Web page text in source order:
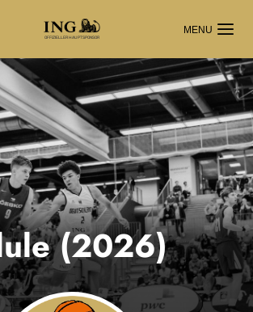
OFFIZIELLER HAUPTSPONSOR
(2026)